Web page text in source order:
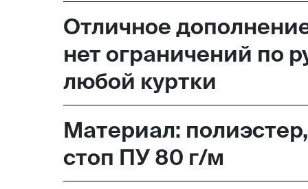
Отличное
нет ограничений по
любой куртки
Материал:
стоп ПУ 80 г/м